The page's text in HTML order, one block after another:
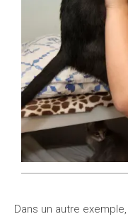
Dans un autre